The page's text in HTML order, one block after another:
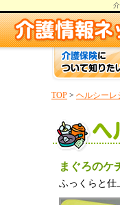
TOP > ヘルシーレ
まぐろのケ
ふっくらと仕